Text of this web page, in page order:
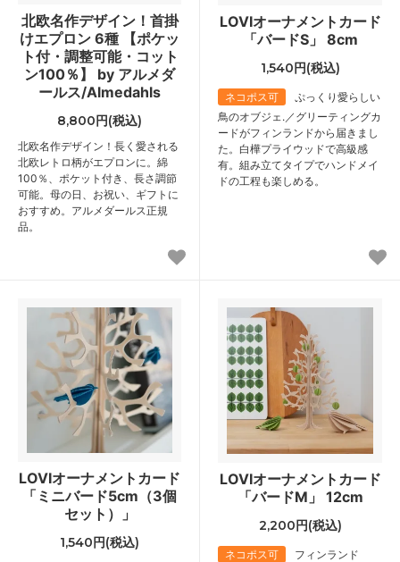
北欧名作デザイン！首掛
けエプロン 6種 【ポケッ
ト付・調整可能・コット
ン100％】 by アルメダ
ールス/Almedahls
8,800円(税込)
北欧名作デザイン！長く愛される
北欧レトロ柄がエプロンに。綿
100％、ポケット付き、長さ調節
可能。母の日、お祝い、ギフトに
おすすめ。アルメダールス正規
品。
LOVIオーナメントカード
「バードS」 8cm
1,540円(税込)
ネコポス可
ぷっくり愛らしい
鳥のオブジェ.／グリーティングカ
ードがフィンランドから届きまし
た。白樺プライウッドで高級感
有。組み立てタイプでハンドメイ
ドの工程も楽しめる。
LOVIオーナメントカード
「ミニバード5cm（3個
セット）」
1,540円(税込)
LOVIオーナメントカード
「バードM」 12cm
2,200円(税込)
ネコポス可
フィンランド